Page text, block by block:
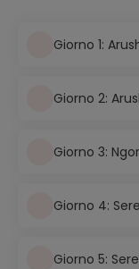
Giorno 1:
Giorno 2:
Giorno 3:
Giorno 4:
Giorno 5: